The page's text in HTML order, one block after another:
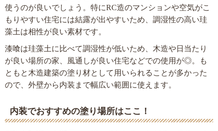
使うのが良いでしょう。特にRC造のマンションや空気がこ
もりやすい住宅には結露が出やすいため、調湿性の高い珪
藻土は相性が良い素材です。
漆喰は珪藻土に比べて調湿性が低いため、木造や日当たり
が良い場所の家、風通しが良い住宅などでの使用が◎。も
ともと木造建築の塗り材として用いられることが多かった
ので、外壁から内装まで幅広い範囲に使えます。
内装でおすすめの塗り場所はここ！